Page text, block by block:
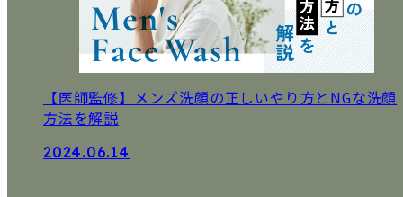
【医師監修】メンズ洗顔の正しいやり方とNGな洗顔
方法を解説
2024.06.14